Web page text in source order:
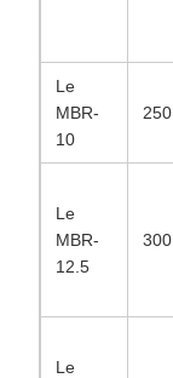
Le
MBR-
10
250
Le
MBR-
12.5
300
Le